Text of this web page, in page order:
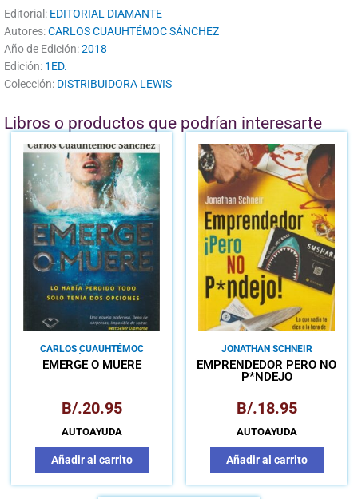
Editorial: EDITORIAL DIAMANTE
Autores:CARLOS CUAUHTÉMOC SÁNCHEZ
Año de Edición:2018
Edición: 1ED.
Colección: DISTRIBUIDORA LEWIS
Libros o productos que podrían interesarte
CARLOS CUAUHTÉMOC
SÁNCHEZ
EMERGE O MUERE
B/.20.95
AUTOAYUDA
Añadir al carrito
JONATHAN SCHNEIR
EMPRENDEDOR PERO NO
P*NDEJO
B/.18.95
AUTOAYUDA
Añadir al carrito